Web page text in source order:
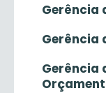
Gerência
Gerência
Gerência